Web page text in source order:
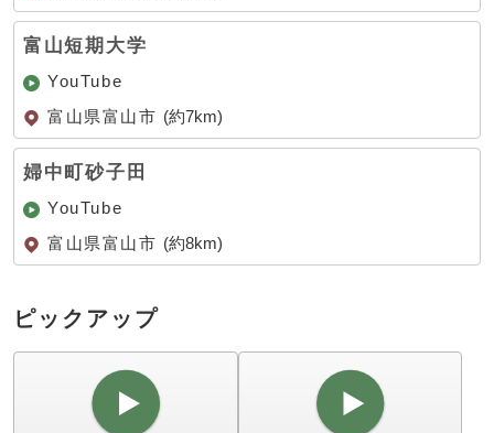
富山短期大学
YouTube
富山県富山市 (約7km)
婦中町砂子田
YouTube
富山県富山市 (約8km)
ピックアップ